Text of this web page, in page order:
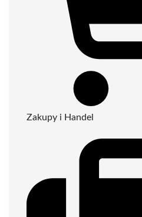
Zakupy i Handel